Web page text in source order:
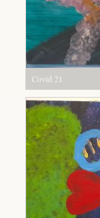
Covid 21